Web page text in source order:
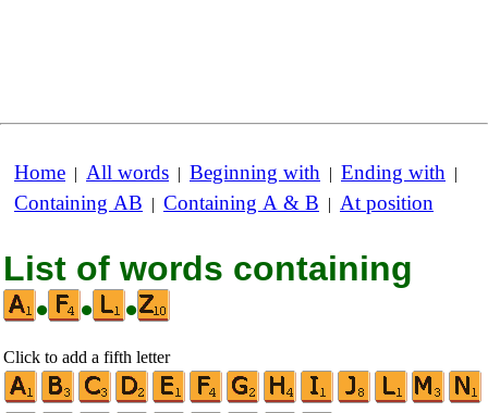
Home | All words | Beginning with | Ending with |
Containing AB | Containing A & B | At position
List of words containing
•
• •
Click to add a fifth letter